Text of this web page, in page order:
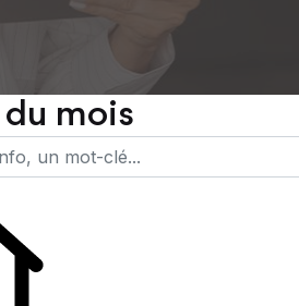
mois